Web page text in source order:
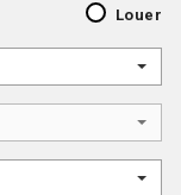
Louer